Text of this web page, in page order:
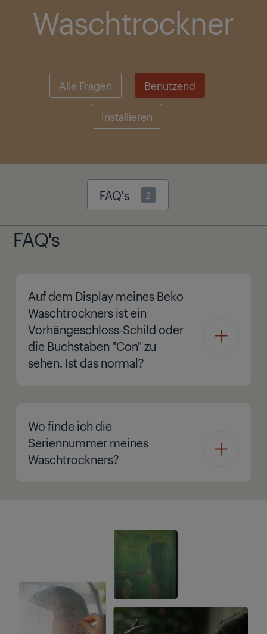
Waschtrockner
Alle Fragen Benutzend
Installieren
FAQ's 2
FAQ's
Auf dem Display meines Beko
Waschtrockners ist ein
Vorhängeschloss-Schild oder
die Buchstaben "Con" zu
sehen. Ist das normal?
Wo finde ich die
Seriennummer meines
Waschtrockners?